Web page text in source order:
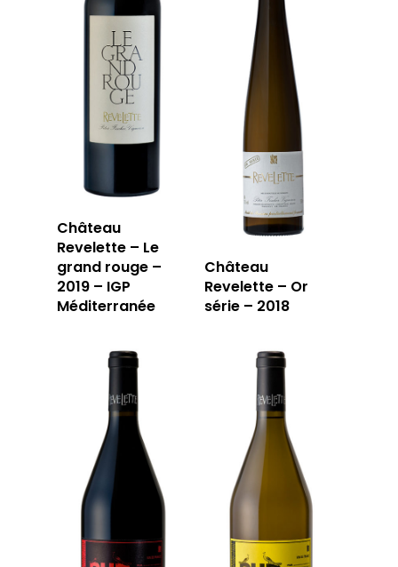
Château
Revelette – Le
grand rouge –
2019 – IGP
Méditerranée
Château
Revelette – Or
série – 2018